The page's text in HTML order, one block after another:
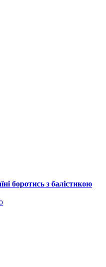
боротись з балістикою